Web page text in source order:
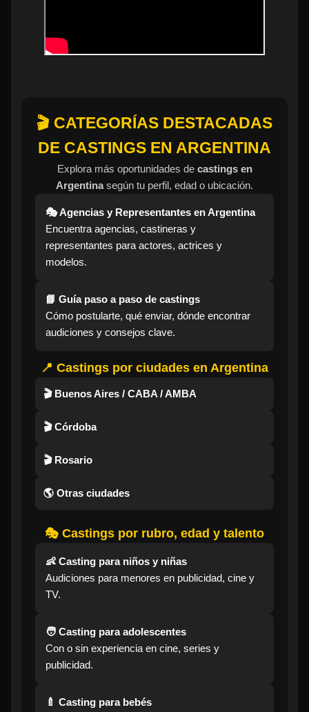
🎬 CATEGORÍAS DESTACADAS
DE CASTINGS EN ARGENTINA
Explora más oportunidades de castings en
Argentinasegún tu perfil, edad o ubicación.
🎭 Agencias y Representantes en Argentina
Encuentra agencias, castineras y
representantes para actores, actrices y
modelos.
📘 Guía paso a paso de castings
Cómo postularte, qué enviar, dónde encontrar
audiciones y consejos clave.
📍 Castings por ciudades en Argentina
🎬 Buenos Aires / CABA / AMBA
🎬 Córdoba
🎬 Rosario
🌎 Otras ciudades
🎭 Castings por rubro, edad y talento
👶 Casting para niños y niñas
Audiciones para menores en publicidad, cine y
TV.
🧑 Casting para adolescentes
Con o sin experiencia en cine, series y
publicidad.
🍼 Casting para bebés